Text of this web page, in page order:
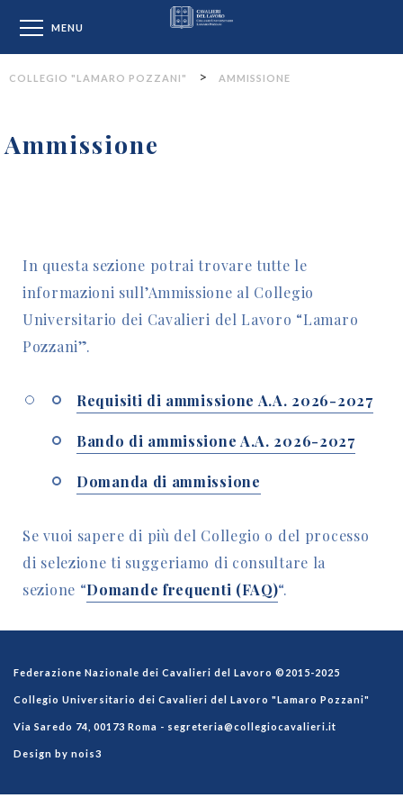
MENU
COLLEGIO "LAMARO POZZANI" > AMMISSIONE
Ammissione
In questa sezione potrai trovare tutte le
informazioni sull’Ammissione al Collegio
Universitario dei Cavalieri del Lavoro “Lamaro
Pozzani”.
Requisiti di ammissione A.A. 2026-2027
Bando di ammissione A.A. 2026-2027
Domanda di ammissione
Se vuoi sapere di più del Collegio o del processo
di selezione ti suggeriamo di consultare la
sezione “Domande frequenti (FAQ)“.
Federazione Nazionale dei Cavalieri del Lavoro ©2015-2025
Collegio Universitario dei Cavalieri del Lavoro "Lamaro Pozzani"
Via Saredo 74, 00173 Roma - segreteria@collegiocavalieri.it
Design by nois3